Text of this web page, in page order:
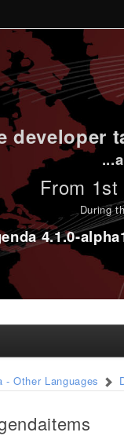
developer
From 1st
During
4.1.0-
- Other Languages